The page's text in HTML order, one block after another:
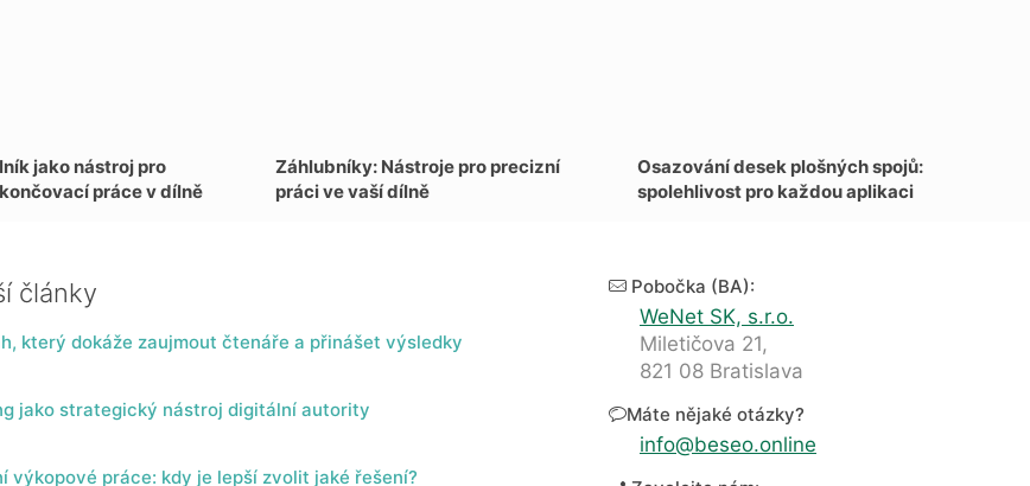
jako nástroj pro
práce v dílně
Záhlubníky: Nástroje pro precizní
práci ve vaší dílně
Osazování desek plošných spojů:
spolehlivost pro každou aplikaci
články
který dokáže zaujmout čtenáře a přinášet výsledky
jako strategický nástroj digitální autority
výkopové práce: kdy je lepší zvolit jaké řešení?
Pobočka (BA):
WeNet SK, s.r.o.
Miletičova 21,
821 08 Bratislava
Máte nějaké otázky?
info@beseo.online